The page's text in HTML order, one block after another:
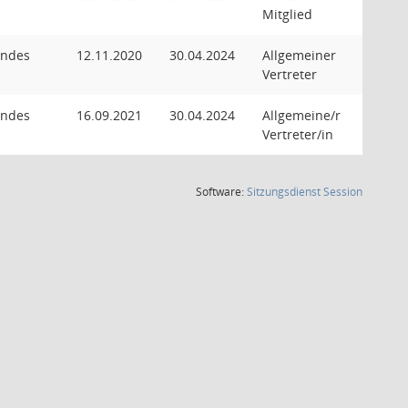
Mitglied
12.11.2020 30.04.2024
Allgemeiner
Vertreter
16.09.2021 30.04.2024
Allgemeine/r
Vertreter/in
Software:SitzungsdienstSession(Wird in